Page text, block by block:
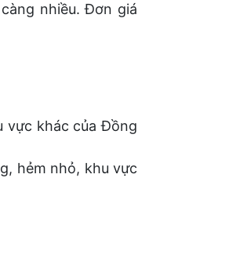
nhiều. Đơn giá
vực khác của Đồng
hẻm nhỏ, khu vực